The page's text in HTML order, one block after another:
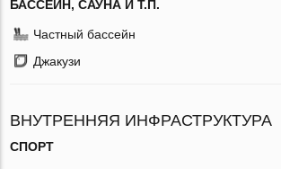
БАССЕЙН, САУНА И Т.П.
Частный бассейн
Джакузи
ВНУТРЕННЯЯ ИНФРАСТРУКТУРА
СПОРТ